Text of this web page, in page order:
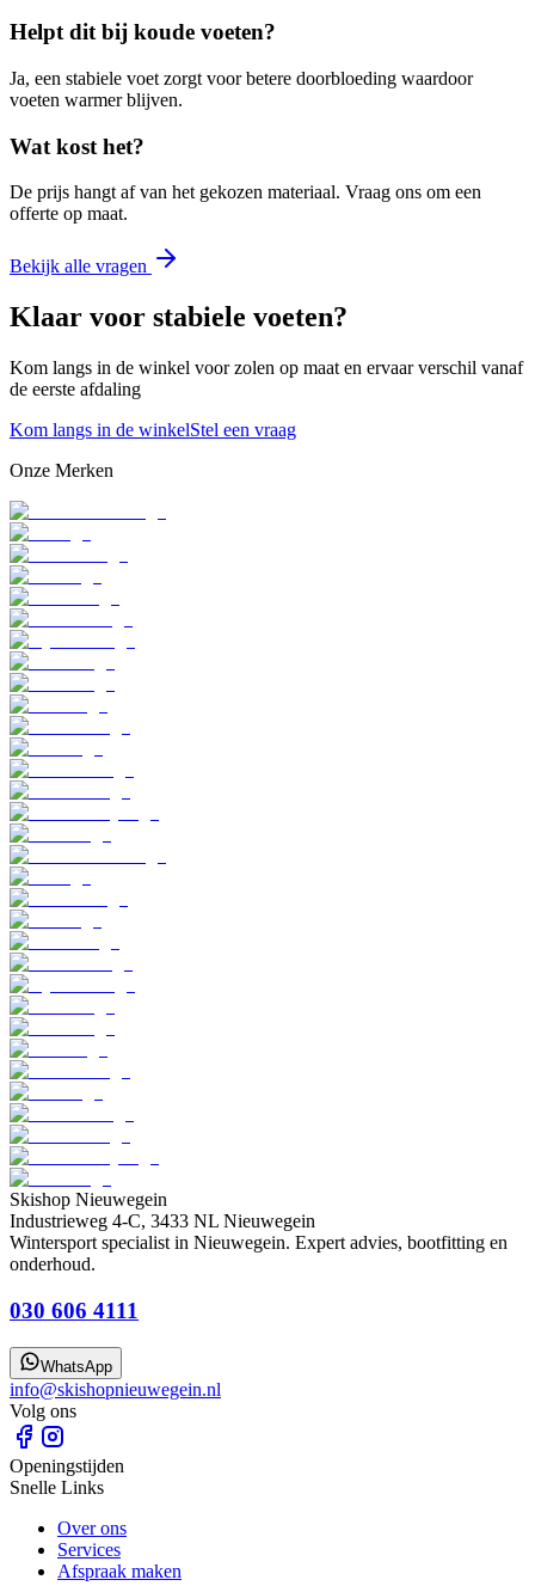
Helpt dit bij koude voeten?
Ja, een stabiele voet zorgt voor betere doorbloeding waardoor
voeten warmer blijven.
Wat kost het?
De prijs hangt af van het gekozen materiaal. Vraag ons om een
offerte op maat.
Bekijk alle vragen
Klaar voor stabiele voeten?
Kom langs in de winkel voor zolen op maat en ervaar verschil vanaf
de eerste afdaling
Kom langs in de winkelStel een vraag
Onze Merken
Skishop Nieuwegein
Industrieweg 4-C, 3433 NL Nieuwegein
Wintersport specialist in Nieuwegein. Expert advies, bootfitting en
onderhoud.
030 606 4111
WhatsApp
info@skishopnieuwegein.nl
Volg ons
Openingstijden
Snelle Links
Over ons
Services
Afspraak maken